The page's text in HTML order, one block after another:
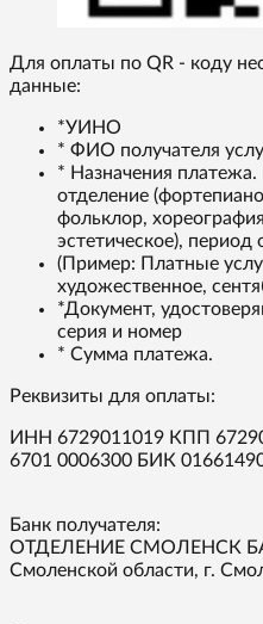
Для оплаты по QR - коду
данные:
*УИНО
* ФИО получателя
* Назначения
отделение
фольклор,
эстетическое), период
(Пример: Платные
художественное,
*Документ,
серия и номер
* Сумма платежа.
Реквизиты для оплаты:
ИНН 6729011019 КПП
6701 0006300 БИК
Банк получателя:
ОТДЕЛЕНИЕ СМОЛЕНСК
Смоленской области, г.